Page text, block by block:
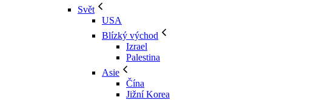
Svět
USA
Blízký východ
Izrael
Palestina
Asie
Čína
Jižní Korea